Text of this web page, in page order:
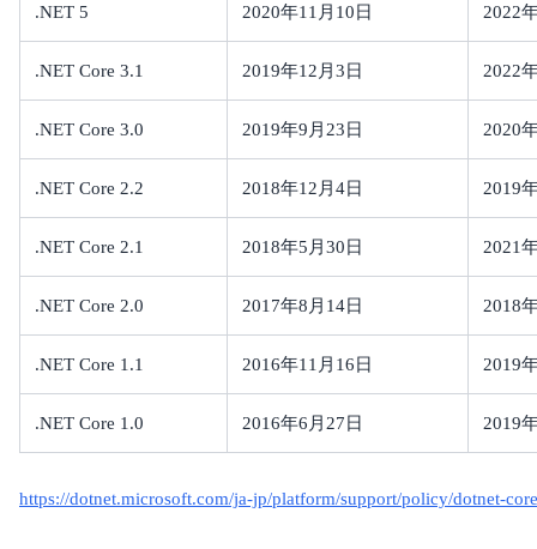
.NET 5 2020年11月10日 2022
.NET Core 3.1 2019年12月3日 2022
.NET Core 3.0 2019年9月23日 2020
.NET Core 2.2 2018年12月4日 2019
.NET Core 2.1 2018年5月30日 2021
.NET Core 2.0 2017年8月14日 2018
.NET Core 1.1 2016年11月16日 2019
.NET Core 1.0 2016年6月27日 2019
https://dotnet.microsoft.com/ja-jp/platform/support/policy/dotnet-core